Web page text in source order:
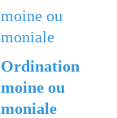
Ordination
moine ou
moniale